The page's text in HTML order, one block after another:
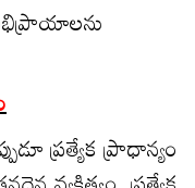
ప్రత్యేక ప్రాధాన్యం